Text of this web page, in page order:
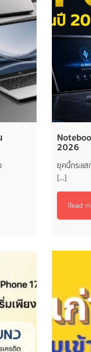
2026
ยุคนี้กระแส
[…]
Read